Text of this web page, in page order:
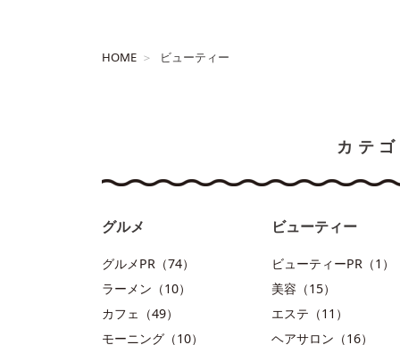
HOME ビューティー
カテ
グルメ
グルメPR（74）
ラーメン（10）
カフェ（49）
モーニング（10）
ビューティー
ビューティーPR（1）
美容（15）
エステ（11）
ヘアサロン（16）